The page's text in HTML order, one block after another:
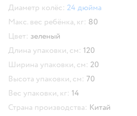
Диаметр колёс: 24 дюйма
Макс. вес ребёнка, кг: 80
Цвет: зеленый
Длина упаковки, см: 120
Ширина упаковки, см: 20
Высота упаковки, см: 70
Вес упаковки, кг: 14
Страна производства: Китай